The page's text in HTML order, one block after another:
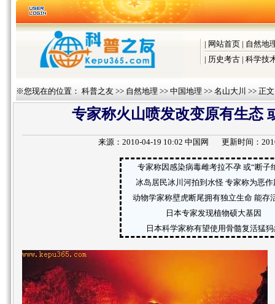
| 网站首页 | 自然地
| 历史考古 | 科学技
※您现在的位置： 科普之友 >> 自然地理 >> 中国地理 >> 名山大川 >> 正文
专家称火山喷发改变原有生态
来源： 2010-04-19 10:02 中国网 更新时间：
专家称因感染病毒雌考拉不孕 或“断子
冰岛居民冰川河拍到水怪 专家称为恶作
动物学家称壁虎断尾拥有独立生命 能存
日本专家发现植物硕大基因
日本科学家称有望使用骨髓复活猛